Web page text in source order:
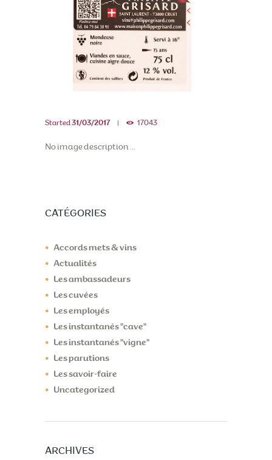
Started31/03/2017 17043
No image description ...
CATÉGORIES
Accords mets & vins
Actualités
Les ambassadeurs
Les cuvées
Les employés
Les instantanés "cave"
Les instantanés "vigne"
Les parutions
Les savoir-faire
Uncategorized
ARCHIVES